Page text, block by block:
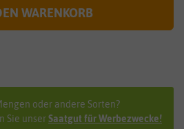
WARENKORB
oder andere Sorten?
Sie unserSaatgut für Werbezwecke!